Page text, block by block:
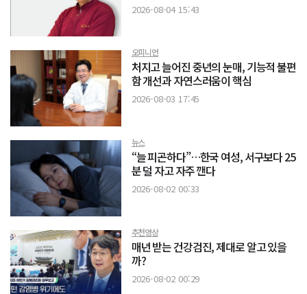
2026-08-04 15:43
오피니언
처지고 늘어진 중년의 눈매, 기능적 불편
함 개선과 자연스러움이 핵심
2026-08-03 17:45
뉴스
“늘 피곤하다”…한국 여성, 서구보다 25
분 덜 자고 자주 깬다
2026-08-02 00:33
추천영상
매년 받는 건강검진, 제대로 알고 있을
까?
2026-08-02 00:29